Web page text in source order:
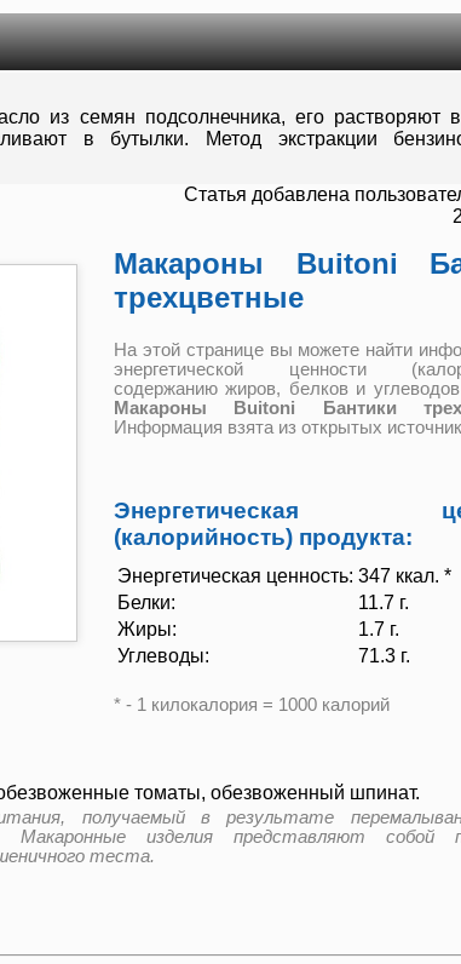
из семян подсолнечника, его растворяют
в бутылки. Метод экстракции
Cтатья добавлена
Макароны Buitoni
трехцветные
На этой странице вы можете найти
энергетической ценности
содержанию жиров, белков и
Макароны Buitoni Бантики
Информация взята из открытых
Энергетическая
(калорийность) продукта:
Энергетическая ценность: 347 ккал. *
Белки:
11.7 г.
Жиры:
1.7 г.
Углеводы:
71.3 г.
* - 1 килокалория = 1000 калорий
томаты, обезвоженный шпинат.
получаемый в результате
Макаронные изделия представляют собой
теста.